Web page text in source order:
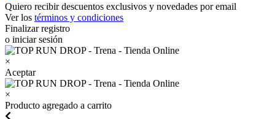
Quiero recibir descuentos exclusivos y novedades por email
Ver los términos y condiciones
Finalizar registro
o iniciar sesión
×
Aceptar
×
Producto agregado a carrito